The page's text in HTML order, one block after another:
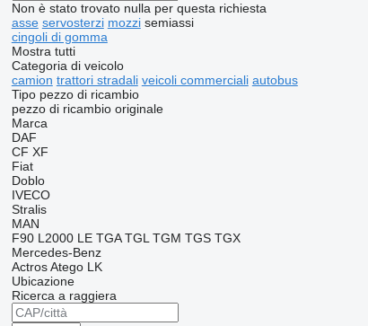
Non è stato trovato nulla per questa richiesta
asse servosterzi mozzi semiassi
cingoli di gomma
Mostra tutti
Categoria di veicolo
camion trattori stradali veicoli commerciali autobus
Tipo pezzo di ricambio
pezzo di ricambio originale
Marca
DAF
CF XF
Fiat
Doblo
IVECO
Stralis
MAN
F90 L2000 LE TGA TGL TGM TGS TGX
Mercedes-Benz
Actros Atego LK
Ubicazione
Ricerca a raggiera